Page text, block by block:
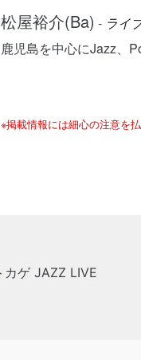
松屋裕介(Ba) - ライ
鹿児島を中心にJazz、
※掲載情報には細心の注意を
カゲ JAZZ LIVE